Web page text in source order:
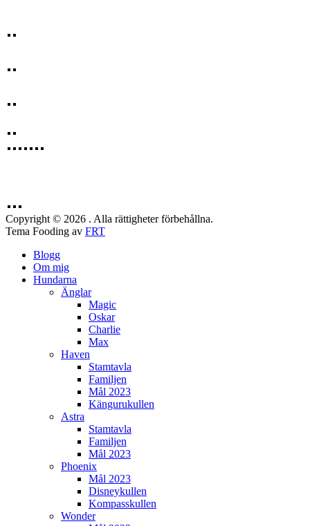
Copyright © 2026 . Alla rättigheter förbehållna.
Tema Fooding av FRT
Blogg
Om mig
Hundarna
Änglar
Magic
Oskar
Charlie
Max
Haven
Stamtavla
Familjen
Mål 2023
Kängurukullen
Astra
Stamtavla
Familjen
Mål 2023
Phoenix
Mål 2023
Disneykullen
Kompasskullen
Wonder